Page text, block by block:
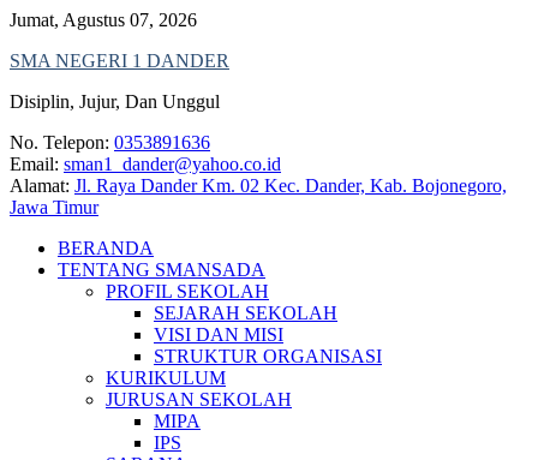
Skip
content
Jumat, Agustus 07, 2026
SMA NEGERI 1 DANDER
Disiplin, Jujur, Dan Unggul
No. Telepon: 0353891636
Email: sman1_dander@yahoo.co.id
Alamat: Jl. Raya Dander Km. 02 Kec. Dander, Kab. Bojonegoro,
Jawa Timur
BERANDA
TENTANG SMANSADA
PROFIL SEKOLAH
SEJARAH SEKOLAH
VISI DAN MISI
STRUKTUR ORGANISASI
KURIKULUM
JURUSAN SEKOLAH
MIPA
IPS